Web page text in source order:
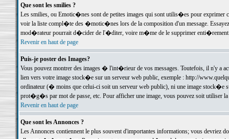
Que sont les smilies ?
Les smilies, ou Emotic�nes sont de petites images qui sont utilis�es pour exprimer
voir la liste compl�te des �motic�nes lors de la composition d'un message.
mod�rateur pourrait d�cider de l'�diter, voire m�me de le supprimer
Revenir en haut de page
Puis-je poster des Images?
Vous pouvez montrer des images � l'int�rieur de vos messages. Toutefois, il n'y a
lien vers votre image stock�e sur un serveur web public, exemple : http://
ordinateur (� moins que celui-ci soit un serveur web public), ni une image stock�e
prot�g�s par mot de passe, etc. Pour afficher une image, vous pouvez soit
Revenir en haut de page
Que sont les Annonces ?
Les Annonces contiennent le plus souvent d'importantes informations; vous devriez